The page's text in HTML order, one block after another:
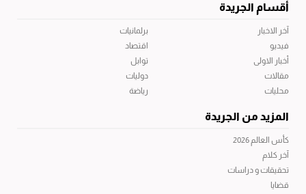
أقسام الجريدة
آخر الاخبار
فيديو
أخبار الاولى
مقالات
محليات
برلمانيات
اقتصاد
توابل
دوليات
رياضة
المزيد من الجريدة
كأس العالم 2026
آخر كلام
تحقيقات و دراسات
قضايا